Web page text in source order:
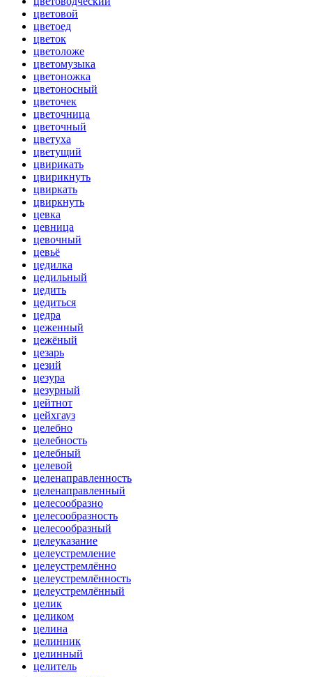
цветовой
цветоед
цветок
цветоложе
цветомузыка
цветоножка
цветоносный
цветочек
цветочница
цветочный
цветуха
цветущий
цвирикать
цвирикнуть
цвиркать
цвиркнуть
цевка
цевница
цевочный
цевьё
цедилка
цедильный
цедить
цедиться
цедра
цеженный
цежёный
цезарь
цезий
цезура
цезурный
цейтнот
цейхгауз
целебно
целебность
целебный
целевой
целенаправленность
целенаправленный
целесообразно
целесообразность
целесообразный
целеуказание
целеустремление
целеустремлённо
целеустремлённость
целеустремлённый
целик
целиком
целина
целинник
целинный
целитель